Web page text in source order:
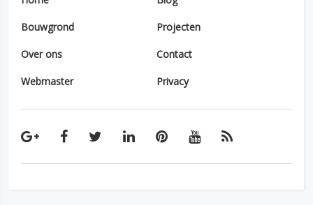
Bouwgrond Projecten
Over ons Contact
Webmaster Privacy